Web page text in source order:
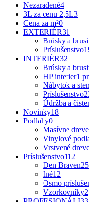
Nezaradené4
3L za cenu 2,5L3
Cena za m²0
EXTERIÉR31
Brúsky a
Príslušenstvo
INTERIÉR32
Brúsky a
HP interier1
Nábytok a
Príslušenstvo
Údržba a
Novinky18
Podlahy0
Masívne
Vinylové
Vrstvené
Príslušenstvo112
Den Braven25
Iné12
Osmo
Vzorkovníky2